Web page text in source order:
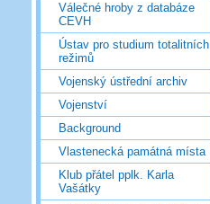
Válečné hroby z databáze
CEVH
Ústav pro studium totalitních
režimů
Vojenský ústřední archiv
Vojenství
Background
Vlastenecká památná místa
Klub přátel pplk. Karla
Vašátky